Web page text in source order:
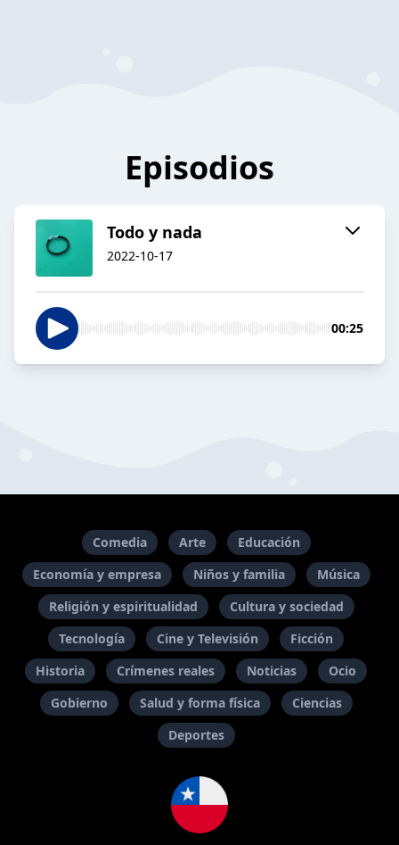
Episodios
Todo y nada
2022-10-17
00:25
Comedia Arte
Educación
Economía y empresa
Niños y familia
Música
Religión y espiritualidad
Cultura y sociedad
Tecnología
Cine y Televisión
Ficción
Historia
Crímenes reales Noticias
Ocio
Gobierno
Salud y forma física
Ciencias
Deportes